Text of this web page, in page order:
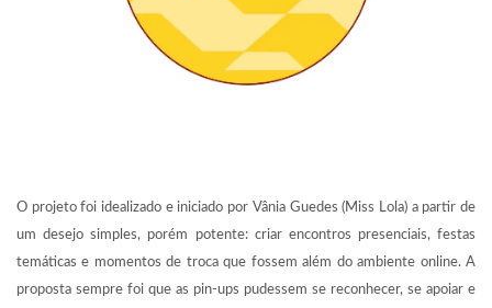
O projeto foi idealizado e iniciado por Vânia Guedes (Miss Lola) a partir de
um desejo simples, porém potente: criar encontros presenciais, festas
temáticas e momentos de troca que fossem além do ambiente online. A
proposta sempre foi que as pin-ups pudessem se reconhecer, se apoiar e